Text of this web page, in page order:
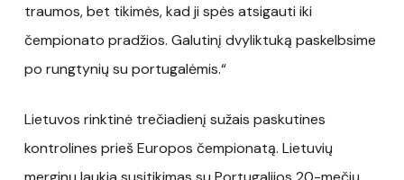
traumos, bet tikimės, kad ji spės atsigauti iki
čempionato pradžios. Galutinį dvyliktuką paskelbsime
po rungtynių su portugalėmis.“
Lietuvos rinktinė trečiadienį sužais paskutines
kontrolines prieš Europos čempionatą. Lietuvių